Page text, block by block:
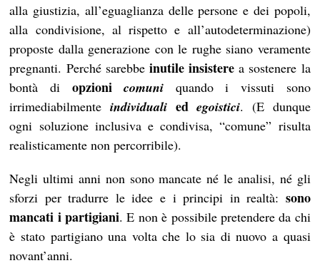
alla giustizia, all’eguaglianza delle persone e dei popoli,
alla condivisione, al rispetto e all’autodeterminazione)
proposte dalla generazione con le rughe siano veramente
pregnanti. Perché sarebbe inutile insistere a sostenere la
bontà di opzionicomuni
quando i vissuti sono
irrimediabilmenteindividuali edegoistici. (E dunque
ogni soluzione inclusiva e condivisa, “comune” risulta
realisticamente non percorribile).
Negli ultimi anni non sono mancate né le analisi, né gli
sforzi per tradurre le idee e i principi in realtà: sono
mancati i partigiani. E non è possibile pretendere da chi
è stato partigiano una volta che lo sia di nuovo a quasi
novant’anni.